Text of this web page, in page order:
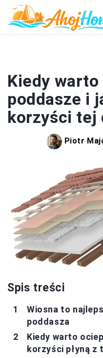
Kiedy
poddasze i
korzyści tej
Piotr
Spis treści
Wiosna to
poddasza
Kiedy warto
korzyści płyną z